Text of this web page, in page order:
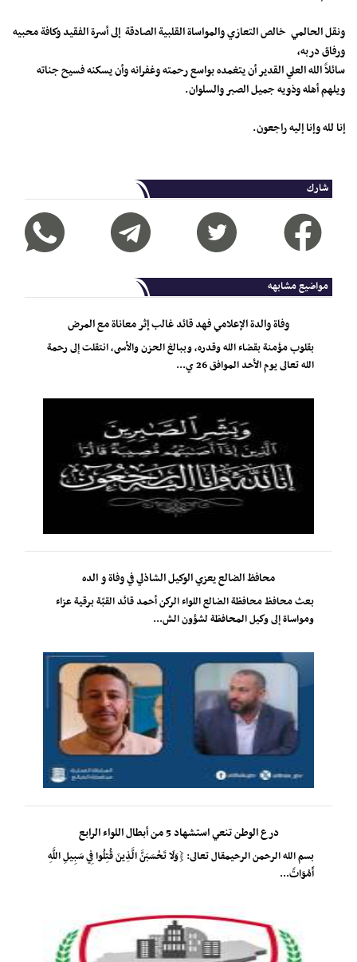
ونقل الحالمي خالص التعازي والمواساة القلبية الصادقة إلى أسرة الفقيد وكافة محبيه
ورفاق دربه،
سائلاً الله العلي القدير أن يتغمده بواسع رحمته وغفرانه وأن يسكنه فسيح جناته
ويلهم أهله وذويه جميل الصبر والسلوان.
إنا لله وإنا إليه راجعون.
شارك
مواضيع مشابهه
وفاة والدة الإعلامي فهد قائد غالب إثر معاناة مع المرض
بقلوب مؤمنة بقضاء الله وقدره، وببالغ الحزن والأسى، انتقلت إلى رحمة
الله تعالى يوم الأحد الموافق 26 ي...
محافظ الضالع يعزي الوكيل الشاذلي في وفاة و الده
بعث محافظ محافظة الضالع اللواء الركن أحمد قائد القبّة برقية عزاء
ومواساة إلى وكيل المحافظة لشؤون الش...
درع الوطن تنعي استشهاد 5 من أبطال اللواء الرابع
بسم الله الرحمن الرحيمقال تعالى: ﴿وَلَا تَحْسَبَنَّ الَّذِينَ قُتِلُوا فِي سَبِيلِ اللَّهِ
أَمْوَاتً...